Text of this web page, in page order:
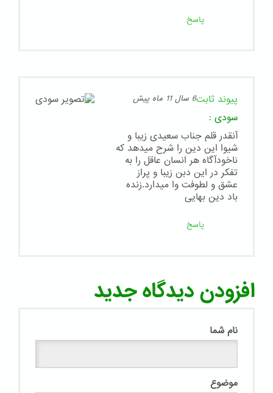
پاسخ
پیوند ثابت6 سال 11 ماه پیش
سودی :
آنقدر قلم جناب سعیدی زیبا و
شیوا این دین را شرح میدهد که
ناخودآگاه هر انسان عاقل را به
تفکر در این دبن زیبا و پراز
عشق و لطوفت وا میدارد.زنده
باد دین بهایی
پاسخ
افزودن دیدگاه جدید
نام شما
موضوع